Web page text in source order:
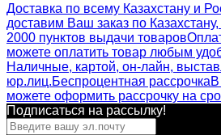
Доставка по всему Казахстану и
доставим Ваш заказ по
2000 пунктов выдачи товаров
можете оплатить товар любым
Наличные, картой, он-лайн,
юр.лиц.Беспроцентная рассрочка
можете оформить рассрочку на
Подписаться на рассылкy!